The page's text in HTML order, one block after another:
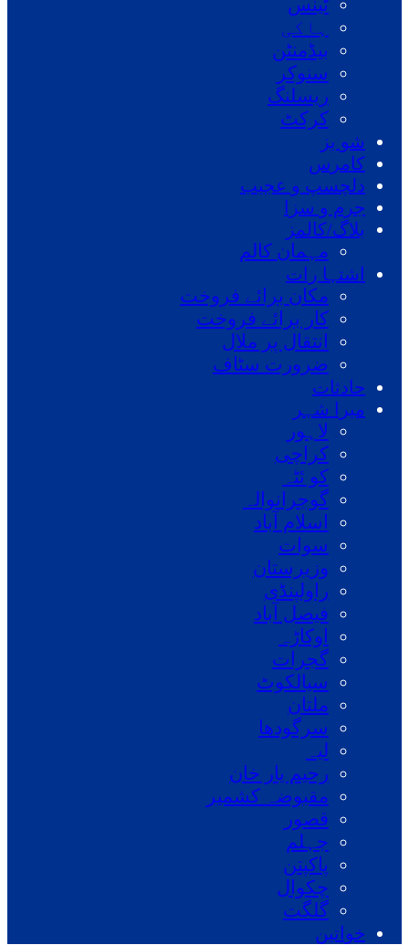
ٹینس
ہاکی
بیڈمنٹن
سنوکر
ریسلنگ
کرکٹ
شو بز
کامرس
دلچسپ و عجیب
جرم و سزا
بلاگ/کالمز
مہمان کالم
اشتہا رات
مکان برائے فروخت
کار برائے فروخت
انتقال پر ملال
ضرورت سٹاف
حادثات
میرا شہر
لاہور
کراچی
کو ئٹہ
گوجرانوالہ
اسلام آباد
سوات
وزیرستان
راولپنڈی
فیصل آباد
اوکاڑہ
گجرات
سیالکوٹ
ملتان
سرگودھا
لیہ
رحیم یار خان
مقبوضہ کشمیر
قصور
جہلم
پاکپتن
چکوال
گلگت
خواتین